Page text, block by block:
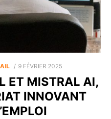
POSTED
9 FÉVRIER 2025
ET MISTRAL AI,
INNOVANT